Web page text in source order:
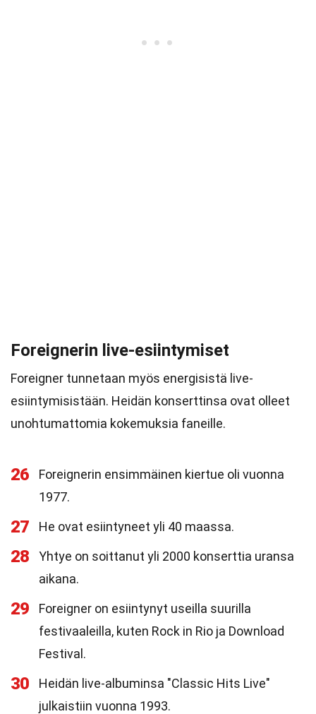
Foreignerin live-esiintymiset
Foreigner tunnetaan myös energisistä live-
esiintymisistään. Heidän konserttinsa ovat olleet
unohtumattomia kokemuksia faneille.
26
Foreignerin ensimmäinen kiertue oli vuonna
1977.
27 He ovat esiintyneet yli 40 maassa.
28
Yhtye on soittanut yli 2000 konserttia uransa
aikana.
29
Foreigner on esiintynyt useilla suurilla
festivaaleilla, kuten Rock in Rio ja Download
Festival.
30
Heidän live-albuminsa "Classic Hits Live"
julkaistiin vuonna 1993.